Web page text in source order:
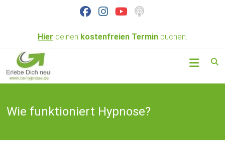
Hier deinen kostenfreien Terminbuchen.
BS
Hypnose
&
Hypnose nahe
Braunschweig
Wie funktioniert Hypnose?